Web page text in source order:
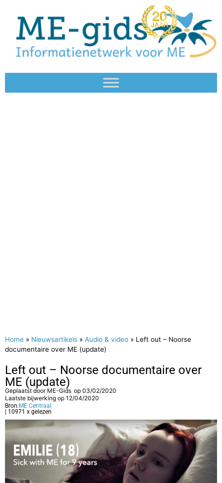
Home » Nieuwsartikels » Audio & video » Left out – Noorse
documentaire over ME (update)
Left out – Noorse documentaire over
ME (update)
Geplaatst door ME-Gids op 03/02/2020
Laatste bijwerking op 12/04/2020
Bron: ME Centraal
| 10971 x gelezen